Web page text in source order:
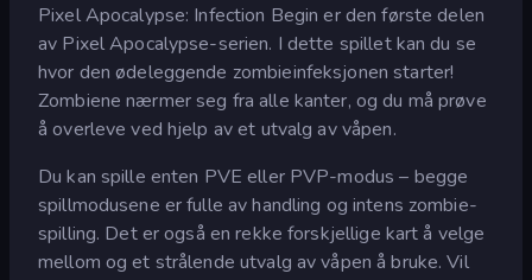
Pixel Apocalypse: Infection Begin er den første delen
av Pixel Apocalypse-serien. I dette spillet kan du se
hvor den ødeleggende zombieinfeksjonen starter!
Zombiene nærmer seg fra alle kanter, og du må prøve
å overleve ved hjelp av et utvalg av våpen.
Du kan spille enten PVE eller PVP-modus – begge
spillmodusene er fulle av handling og intens zombie-
spilling. Det er også en rekke forskjellige kart å velge
mellom og et strålende utvalg av våpen å bruke. Vil